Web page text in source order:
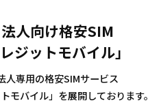
法人向け格安SIM
レジットモバイル」
人専用の格安SIMサービス
トモバイル」を展開しております。